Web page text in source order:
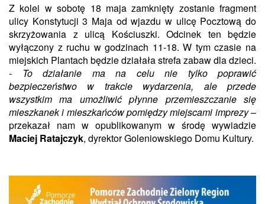
Z kolei w sobotę 18 maja zamknięty zostanie fragment
ulicy Konstytucji 3 Maja od wjazdu w ulicę Pocztową do
skrzyżowania z ulicą Kościuszki. Odcinek ten będzie
wyłączony z ruchu w godzinach 11-18. W tym czasie na
miejskich Plantach będzie działała strefa zabaw dla dzieci.
- To działanie ma na celu nie tylko poprawić
bezpieczeństwo w trakcie wydarzenia, ale przede
wszystkim ma umożliwić płynne przemieszczanie się
mieszkanek i mieszkańców pomiędzy miejscami imprezy–
przekazał nam w opublikowanym w środę wywiadzie
Maciej Ratajczyk, dyrektor Goleniowskiego Domu Kultury.